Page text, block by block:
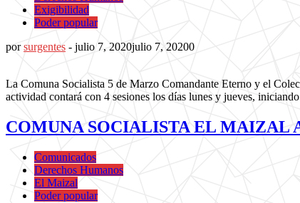
Exigibilidad
Poder popular
porsurgentes - julio 7, 2020julio 7, 20200
La Comuna Socialista 5 de Marzo Comandante Eterno y el
actividad contará con 4 sesiones los días lunes y jueves,
COMUNA SOCIALISTA EL MAIZAL
Comunicados
Derechos Humanos
El Maizal
Poder popular